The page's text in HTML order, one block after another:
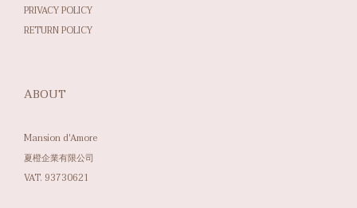
PRIVACY POLICY
RETURN POLICY
ABOUT
Mansion d'Amore
夏橙企業有限公司
VAT. 93730621